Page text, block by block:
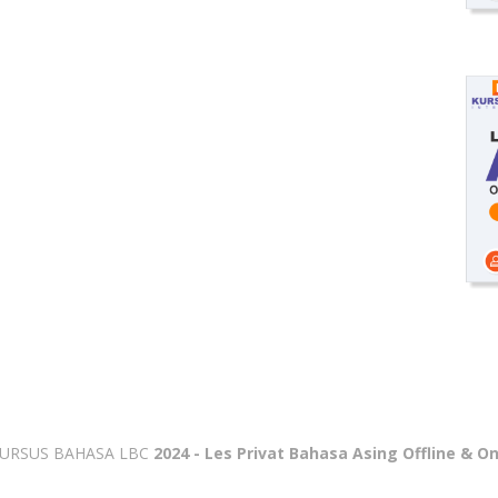
BAHASA LBC 2024 - Les Privat Bahasa Asing Offline &